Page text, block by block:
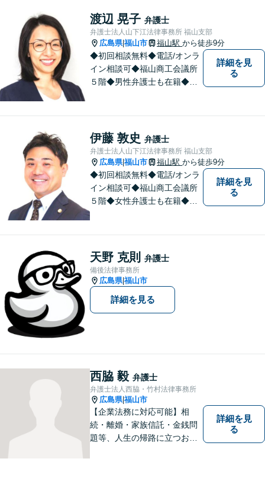
話しにくいことも安心してご
相談ください。あなたの気持
ちに寄り添い、丁寧にお応え
します。
渡辺 晃子 弁護士
弁護士法人山下江法律事務所 福山支部
広島県|福山市 福山駅 から徒歩9分
◆初回相談無料◆電話/オンラ
イン相談可◆福山商工会議所
５階◆男性弁護士も在籍◆離
ど。話しにくいことも安心し
てご相談ください。あなたの
気持ちに寄り添い、丁寧にお
応えします。
詳細を見
る
伊藤 敦史 弁護士
弁護士法人山下江法律事務所 福山支部
広島県|福山市 福山駅 から徒歩9分
◆初回相談無料◆電話/オンラ
イン相談可◆福山商工会議所
５階◆女性弁護士も在籍◆刑
いことも安心してご相談くだ
さい。あなたの気持ちに寄り
添い、丁寧にお応えします。
詳細を見
る
天野 克則 弁護士
備後法律事務所
広島県|福山市
詳細を見る
西脇 毅 弁護士
弁護士法人西脇・竹村法律事務所
広島県|福山市
【企業法務に対応可能】相
続・離婚・家族信託・金銭問
題等、人生の帰路に立つお客
詳細を見
る